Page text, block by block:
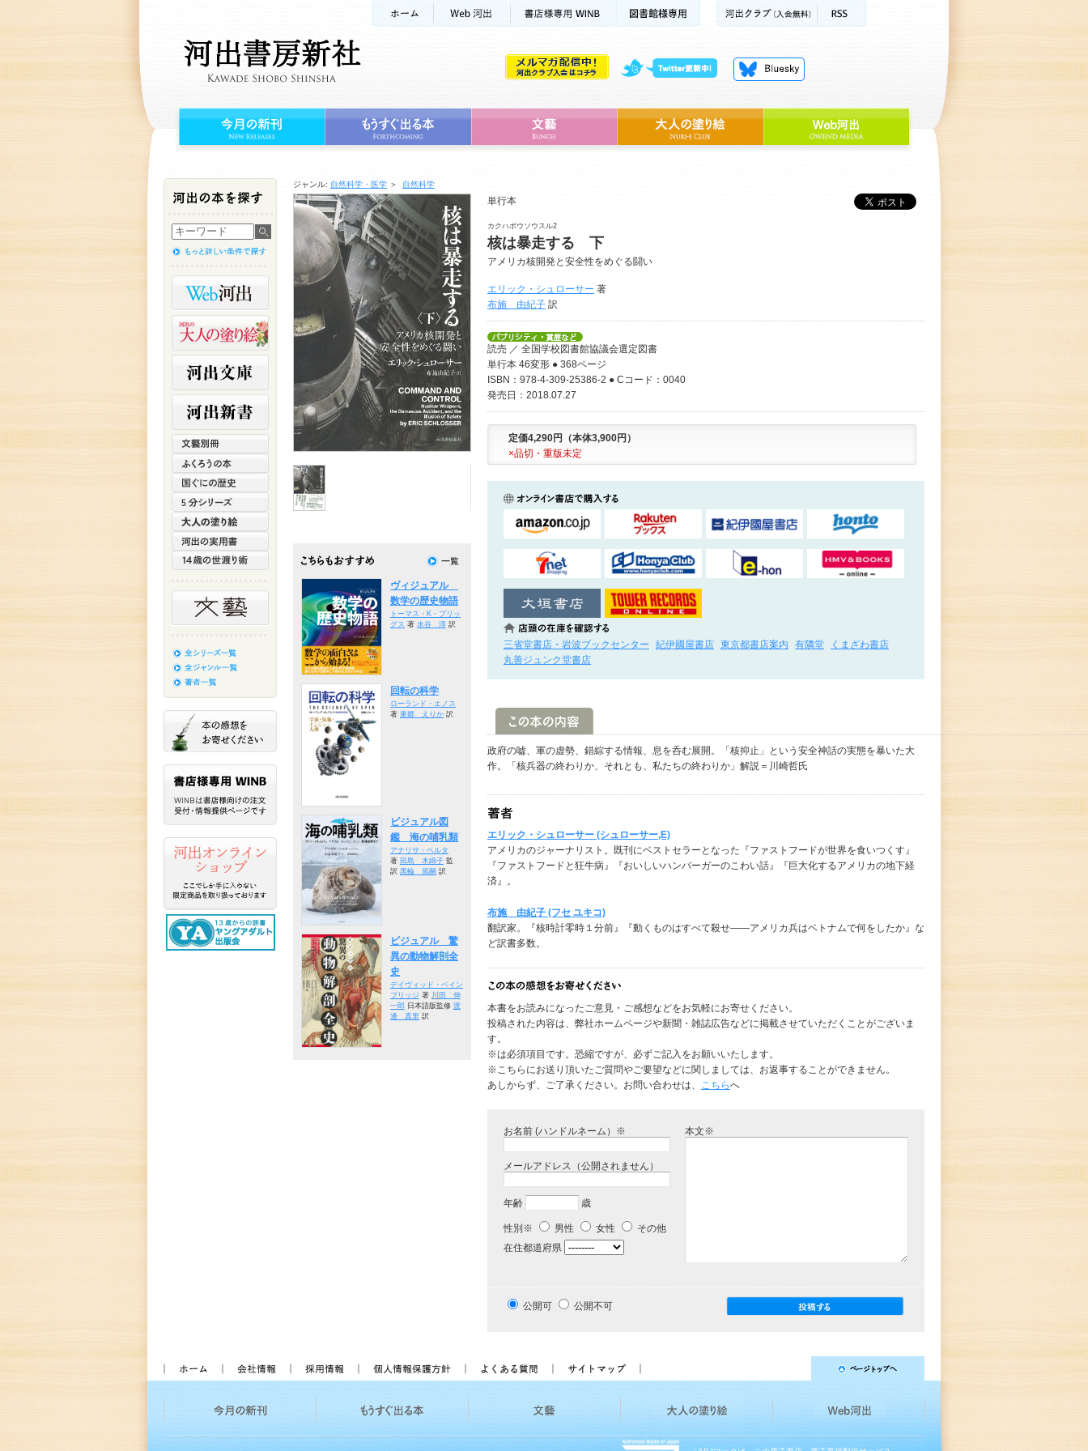
ジャンル: 自然科学・医学 ＞ 自然科学
単行本
カクハボウソウスル2
核は暴走する 下
アメリカ核開発と安全性をめぐる闘い
エリック・シュローサー 著
布施 由紀子 訳
読売 ／ 全国学校図書館協議会選定図書
単行本 46変形 ● 368ページ
ISBN：978-4-309-25386-2 ● Cコード：0040
発売日：2018.07.27
定価4,290円（本体3,900円）
×品切・重版未定
三省堂書店・岩波ブックセンター 紀伊國屋書店 東京都書店案内 有隣堂
くまざわ書店
丸善ジュンク堂書店
政府の嘘、軍の虚勢、錯綜する情報、息を呑む展開。「核抑止」という安全神話の実態を暴いた大
作。「核兵器の終わりか、それとも、私たちの終わりか」解説＝川崎哲氏
エリック・シュローサー (シュローサー,E)
アメリカのジャーナリスト。既刊にベストセラーとなった『ファストフードが世界を食いつくす』
『ファストフードと狂牛病』『おいしいハンバーガーのこわい話』『巨大化するアメリカの地下経
済』。
布施 由紀子 (フセ ユキコ)
翻訳家。『核時計零時１分前』『動くものはすべて殺せ――アメリカ兵はベトナムで何をしたか』な
ど訳書多数。
本書をお読みになったご意見・ご感想などをお気軽にお寄せください。
投稿された内容は、弊社ホームページや新聞・雑誌広告などに掲載させていただくことがございま
す。
※は必須項目です。恐縮ですが、必ずご記入をお願いいたします。
※こちらにお送り頂いたご質問やご要望などに関しましては、お返事することができません。
あしからず、ご了承ください。お問い合わせは、 こちらへ
お名前 (ハンドルネーム）※
メールアドレス（公開されません）
年齢 歳
性別※ 男性 女性
その他
在住都道府県
本文※
公開可 公開不可
ヴィジュアル
数学の歴史物語
トーマス・K・ブリッ
グス 著 水谷 淳 訳
回転の科学
ローランド・エノス
著 東郷 えりか 訳
ビジュアル図
鑑 海の哺乳類
アナリサ・ベルタ
著 田島 木綿子 監
訳 黒輪 篤嗣 訳
ビジュアル 驚
異の動物解剖全
史
デイヴィッド・ベイン
ブリッジ 著 川田 伸
一郎 日本語版監修 渡
邊 真里 訳